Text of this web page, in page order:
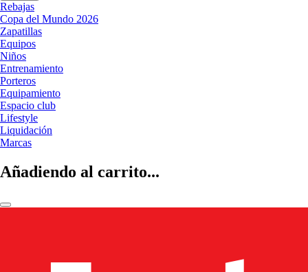
Rebajas
Copa del Mundo 2026
Zapatillas
Equipos
Niños
Entrenamiento
Porteros
Equipamiento
Espacio club
Lifestyle
Liquidación
Marcas
Añadiendo al carrito...